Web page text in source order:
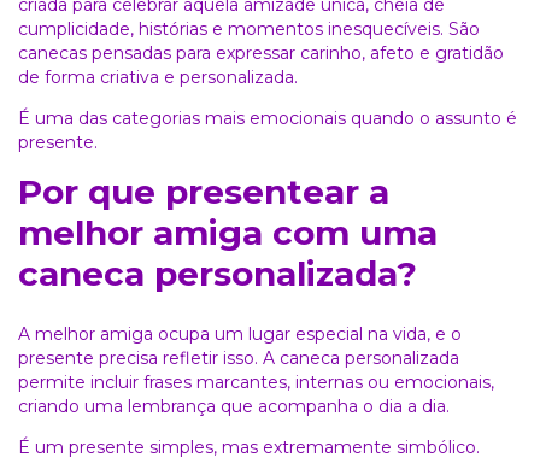
criada para celebrar aquela amizade única, cheia de
cumplicidade, histórias e momentos inesquecíveis. São
canecas pensadas para expressar carinho, afeto e gratidão
de forma criativa e personalizada.
É uma das categorias mais emocionais quando o assunto é
presente.
Por que presentear a
melhor amiga com uma
caneca personalizada?
A melhor amiga ocupa um lugar especial na vida, e o
presente precisa refletir isso. A caneca personalizada
permite incluir frases marcantes, internas ou emocionais,
criando uma lembrança que acompanha o dia a dia.
É um presente simples, mas extremamente simbólico.